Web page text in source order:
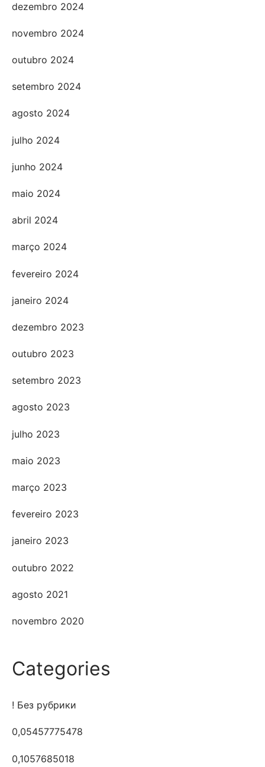
dezembro 2024
novembro 2024
outubro 2024
setembro 2024
agosto 2024
julho 2024
junho 2024
maio 2024
abril 2024
março 2024
fevereiro 2024
janeiro 2024
dezembro 2023
outubro 2023
setembro 2023
agosto 2023
julho 2023
maio 2023
março 2023
fevereiro 2023
janeiro 2023
outubro 2022
agosto 2021
novembro 2020
Categories
! Без рубрики
0,05457775478
0,1057685018